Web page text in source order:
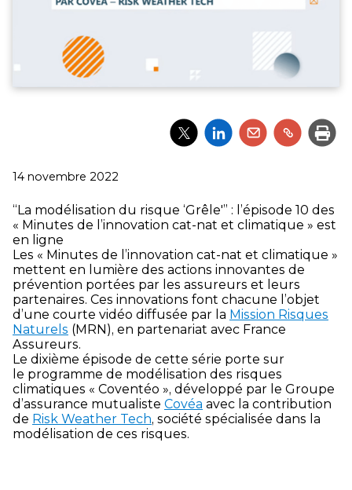
Partager
l'article
Partager
l'article
Partager
l'article
Partager
l'article
Publié
14 novembre 2022
“La modélisation du risque ‘Grêle'” : l’épisode 10 des
« Minutes de l’innovation cat-nat et climatique » est
en ligne
Les « Minutes de l’innovation cat-nat et climatique »
mettent en lumière des actions innovantes de
prévention portées par les assureurs et leurs
partenaires. Ces innovations font chacune l’objet
d’une courte vidéo diffusée par la Mission Risques
Naturels (MRN), en partenariat avec France
Assureurs.
Le dixième épisode de cette série porte sur
le programme de modélisation des risques
climatiques « Coventéo », développé par le Groupe
d’assurance mutualiste Covéa avec la contribution
de Risk Weather Tech, société spécialisée dans la
modélisation de ces risques.